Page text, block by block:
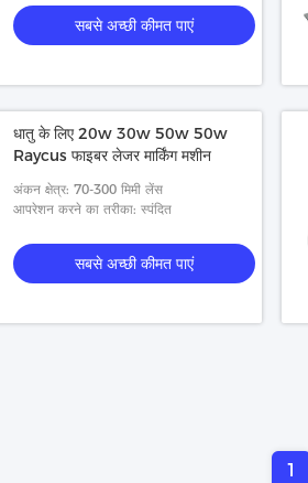
सबसे अच्छी कीमत पाएं
धातु के लिए 20w 30w 50w 50w
Raycus फाइबर लेजर मार्किंग मशीन
अंकन क्षेत्र: 70-300 मिमी लेंस
आपरेशन करने का तरीका: स्पंदित
सबसे अच्छी कीमत पाएं
1